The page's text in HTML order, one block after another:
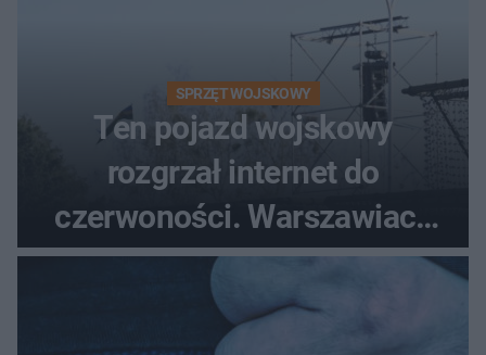
SPRZĘT WOJSKOWY
Ten pojazd wojskowy
rozgrzał internet do
czerwoności. Warszawiacy
pytali, czy to Mad Max!